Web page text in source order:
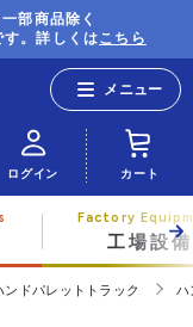
部商品除く
。詳しくはこちら
ログイン カート
工場設備
ンドパレットトラック ハ